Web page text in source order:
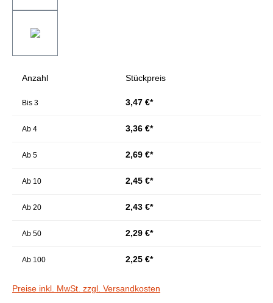
Anzahl Stückpreis
Bis 3 3,47 €*
Ab 4 3,36 €*
Ab 5 2,69 €*
Ab 10 2,45 €*
Ab 20 2,43 €*
Ab 50 2,29 €*
Ab 100 2,25 €*
Preise inkl. MwSt. zzgl. Versandkosten